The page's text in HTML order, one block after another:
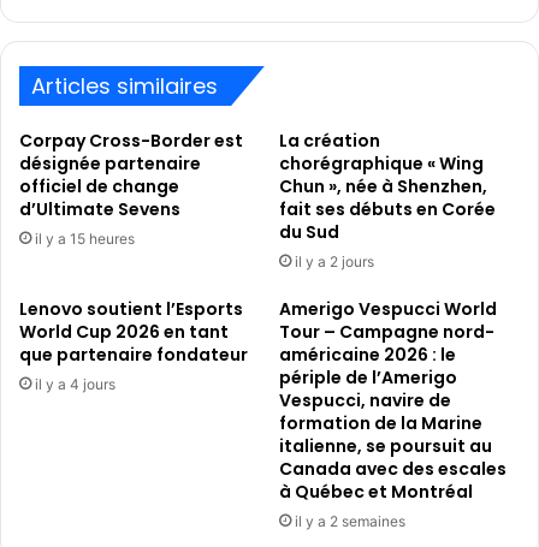
Articles similaires
Corpay Cross-Border est
désignée partenaire
officiel de change
d’Ultimate Sevens
il y a 15 heures
La création
chorégraphique « Wing
Chun », née à Shenzhen,
fait ses débuts en Corée
du Sud
il y a 2 jours
Lenovo soutient l’Esports
World Cup 2026 en tant
que partenaire fondateur
il y a 4 jours
Amerigo Vespucci World
Tour – Campagne nord-
américaine 2026 : le
périple de l’Amerigo
Vespucci, navire de
formation de la Marine
italienne, se poursuit au
Canada avec des escales
à Québec et Montréal
il y a 2 semaines